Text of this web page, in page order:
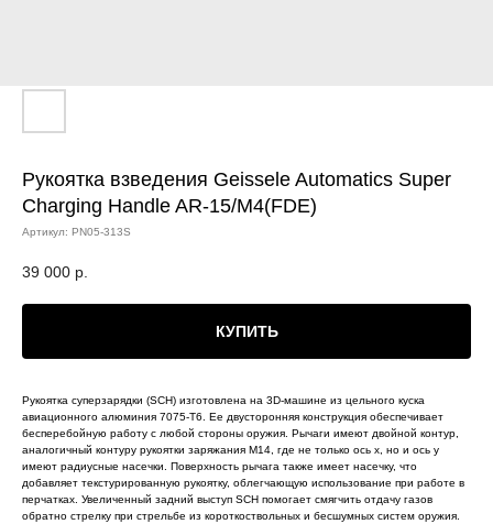
Рукоятка взведения Geissele Automatics Super
Charging Handle AR-15/M4(FDE)
Артикул: PN05-313S
39 000 р.
КУПИТЬ
Рукоятка суперзарядки (SCH) изготовлена ​​на 3D-машине из цельного куска
авиационного алюминия 7075-T6. Ее двусторонняя конструкция обеспечивает
бесперебойную работу с любой стороны оружия. Рычаги имеют двойной контур,
аналогичный контуру рукоятки заряжания M14, где не только ось x, но и ось y
имеют радиусные насечки. Поверхность рычага также имеет насечку, что
добавляет текстурированную рукоятку, облегчающую использование при работе в
перчатках. Увеличенный задний выступ SCH помогает смягчить отдачу газов
обратно стрелку при стрельбе из короткоствольных и бесшумных систем оружия.